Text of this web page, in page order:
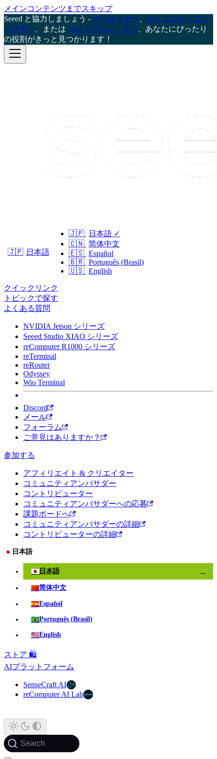
メインコンテンツまでスキップ
Seeed と協力しましょう - クリエイター
コミュニティアン
バサダー 、または コントリビューター 、あなたにぴったり
の役割がきっと見つかります！
🇯🇵 日本語
🇯🇵 日本語 ✓
🇨🇳 简体中文
🇪🇸 Español
🇧🇷 Português (Brasil)
🇺🇸 English
クイックリンク
トピックで探す
よくある質問
NVIDIA Jetson シリーズ
Seeed Studio XIAO シリーズ
reComputer R1000 シリーズ
reTerminal
reRouter
Odyssey
Wio Terminal
Discord
メール
フォーラム
ご意見はありますか？
参加する
アフィリエイト & クリエイター
コミュニティアンバサダー
コントリビューター
コミュニティアンバサダーへの応募
課題ボードへ
コミュニティアンバサダーの詳細
コントリビューターの詳細
🇯🇵 日本語
🇯🇵 日本語
🇨🇳简体中文
🇪🇸Español
🇧🇷Português (Brasil)
🇺🇸English
ストア 🛍️
AIプラットフォーム
SenseCraft AI
reComputer AI Lab
Search